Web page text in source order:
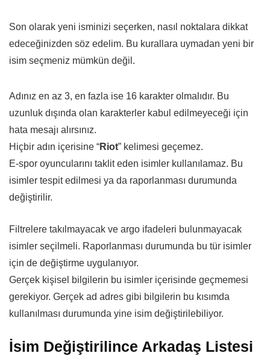
Son olarak yeni isminizi seçerken, nasıl noktalara dikkat
edeceğinizden söz edelim. Bu kurallara uymadan yeni bir
isim seçmeniz mümkün değil.
Adınız en az 3, en fazla ise 16 karakter olmalıdır. Bu
uzunluk dışında olan karakterler kabul edilmeyeceği için
hata mesajı alırsınız.
Hiçbir adın içerisine “Riot” kelimesi geçemez.
E-spor oyuncularını taklit eden isimler kullanılamaz. Bu
isimler tespit edilmesi ya da raporlanması durumunda
değiştirilir.
Filtrelere takılmayacak ve argo ifadeleri bulunmayacak
isimler seçilmeli. Raporlanması durumunda bu tür isimler
için de değiştirme uygulanıyor.
Gerçek kişisel bilgilerin bu isimler içerisinde geçmemesi
gerekiyor. Gerçek ad adres gibi bilgilerin bu kısımda
kullanılması durumunda yine isim değiştirilebiliyor.
İsim Değiştirilince Arkadaş Listesi